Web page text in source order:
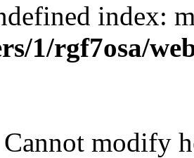
index:
1/rgf7osa/
modify